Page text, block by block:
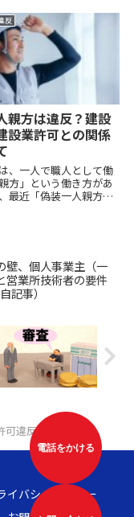
電話をかける
いった疑問をお持ちの
もしれませんが、建設
設工事の適正な施工を
注者を保護し、建設業
反
親方は違反？建設
設業許可との関係
、一人で職人として働
方」という働き方があ
最近「偽装一人親方」
働いているにもかか
壁、個人事業主（一
営業所技術者の要件
記事）
可違反
イバシーポリシー